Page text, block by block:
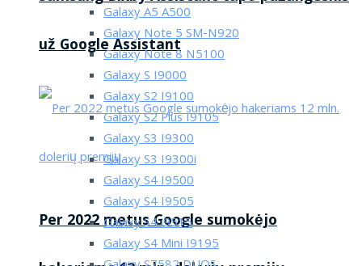
už Google Assistant
Per 2022 metus Google sumokėjo
Galaxy A5 A500
Galaxy Note 5 SM-N920
Galaxy Note 8 N5100
Galaxy S I9000
Galaxy S2 I9100
Galaxy S2 Plus I9105
Galaxy S3 I9300
Galaxy S3 I9300i
Galaxy S4 I9500
Galaxy S4 I9505
Galaxy S4 i9515
Galaxy S4 Mini I9195